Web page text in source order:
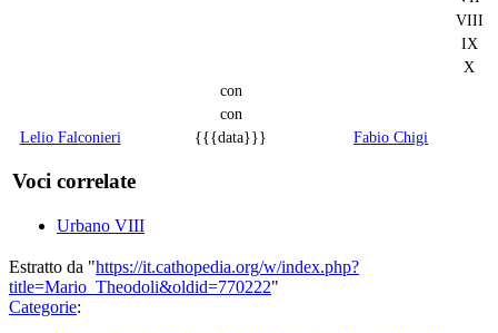
VIII
IX
X
con
con
Lelio Falconieri
{{{data}}} Fabio Chigi
Voci correlate
Urbano VIII
Estratto da "https://it.cathopedia.org/w/index.php?
title=Mario_Theodoli&oldid=770222"
Categorie: